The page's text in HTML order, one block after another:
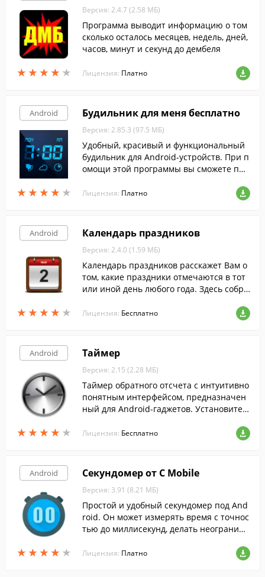
★ ★ ★ ★ ★
★ ★ ★ ★ ★
Версия: 2.4.7 (2.58 МБ)
Программа выводит информацию о том
сколько осталось месяцев, недель, дней,
часов, минут и секунд до дембеля
Лицензия: Платно
Android
★ ★ ★ ★ ★
★ ★ ★ ★ ★
Будильник для меня бесплатно
Версия: 2.85.3 (97.5 МБ)
Удобный, красивый и функциональный
будильник для Android-устройств. При п
омощи этой программы вы сможете пре
астоящие прикроватные часы...
Лицензия: Платно
Android
★ ★ ★ ★ ★
★ ★ ★ ★ ★
Календарь праздников
Версия: 2.4.0 (1.59 МБ)
Календарь праздников расскажет Вам о
том, какие праздники отмечаются в тот
или иной день любого года. Здесь собра
раины и Белоруссии.
Лицензия: Бесплатно
Android
★ ★ ★ ★ ★
★ ★ ★ ★ ★
Таймер
Версия: 2.15 (2.28 МБ)
Таймер обратного отсчета с интуитивно
понятным интерфейсом, предназначен
ный для Android-гаджетов. Установите т
етствующий номер.
Лицензия: Бесплатно
Android
★ ★ ★ ★ ★
★ ★ ★ ★ ★
Секундомер от C Mobile
Версия: 3.91 (8.21 МБ)
Простой и удобный секундомер под And
roid. Он может измерять время с точнос
тью до миллисекунд, делать неограниче
боту после перезагрузки.
Лицензия: Платно